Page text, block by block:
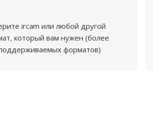
ircam или любой другой
который вам нужен (более
форматов)